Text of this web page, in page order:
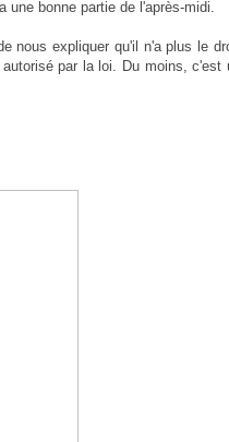
bonne partie de l'après-midi.
nous expliquer qu'il n'a plus le
par la loi. Du moins, c'est